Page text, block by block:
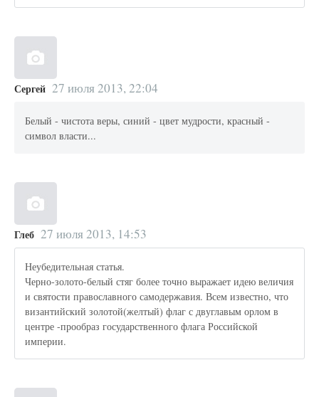
Сергей 27 июля 2013, 22:04
Белый - чистота веры, синий - цвет мудрости, красный -
символ власти...
Глеб 27 июля 2013, 14:53
Неубедительная статья.
Черно-золото-белый стяг более точно выражает идею величия
и святости православного самодержавия. Всем известно, что
византийский золотой(желтый) флаг с двуглавым орлом в
центре -прообраз государственного флага Российской
империи.